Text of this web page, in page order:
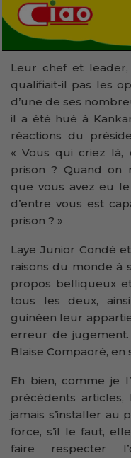
Leur chef et
qualifiait-il pas les
d’une de ses
il a été hué à
réactions du
« Vous qui criez là,
prison ? Quand on
que vous avez eu
d’entre vous est
prison ? »
Laye Junior Condé
raisons du monde à
propos belliqueux
tous les deux,
guinéen leur
erreur de jugement.
Blaise Compaoré,
Eh bien, comme je
précédents articles,
jamais s’installer au
force, s’il le faut,
faire respecter